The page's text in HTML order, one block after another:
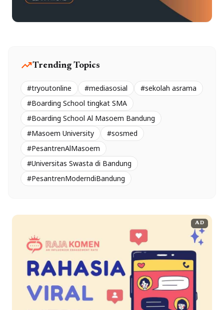
trending_upTrending Topics
#tryoutonline #mediasosial
#sekolah asrama
#Boarding School tingkat SMA
#Boarding School Al Masoem Bandung
#Masoem University
#sosmed
#PesantrenAlMasoem
#Universitas Swasta di Bandung
#PesantrenModerndiBandung
AD